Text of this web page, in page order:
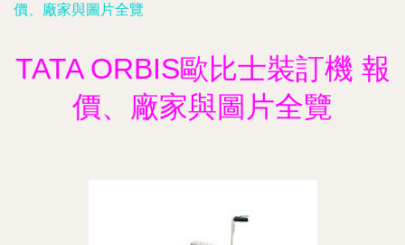
價、廠家與圖片全覽
TATA ORBIS歐比士裝訂機 報
價、廠家與圖片全覽